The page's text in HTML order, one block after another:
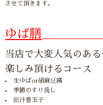
させて頂きます。
ゆば膳
当店で大変人気のあ
楽しみ頂けるコース
生ゆばor胡麻豆腐
季節のすり流し
出汁巻玉子